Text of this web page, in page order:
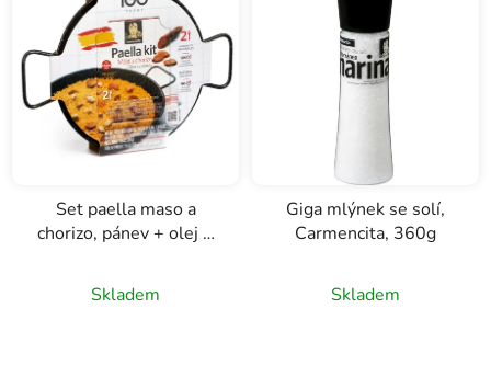
Set paella maso a
chorizo, pánev + olej +
porce
Skladem
Giga mlýnek se solí,
Carmencita, 360g
Skladem